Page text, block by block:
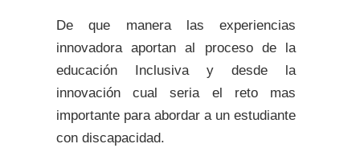
De que manera las experiencias
innovadora aportan al proceso de la
educación Inclusiva y desde la
innovación cual seria el reto mas
importante para abordar a un estudiante
con discapacidad.